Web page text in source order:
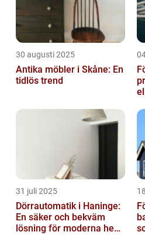
30 augusti 2025
Antika möbler i Skåne: En
tidlös trend
31 juli 2025
Dörrautomatik i Haninge:
En säker och bekväm
lösning för moderna hem